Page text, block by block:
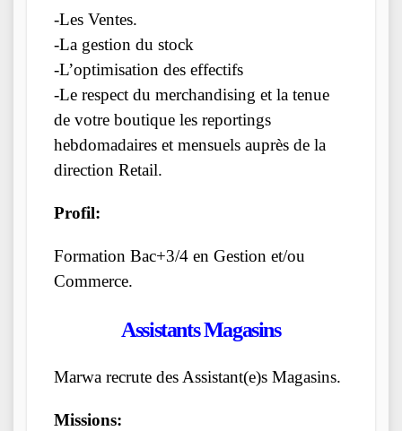
-Les Ventes.
-La gestion du stock
-L’optimisation des effectifs
-Le respect du merchandising et la tenue
de votre boutique les reportings
hebdomadaires et mensuels auprès de la
direction Retail.
Profil:
Formation Bac+3/4 en Gestion et/ou
Commerce.
Assistants Magasins
Marwa recrute des Assistant(e)s Magasins.
Missions: